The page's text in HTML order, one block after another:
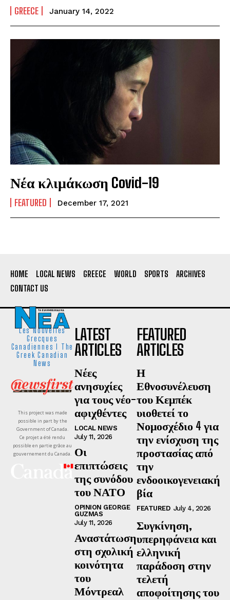
GREECE January 14, 2022
Νέα κλιμάκωση Covid-19
FEATURED December 17, 2021
HOME LOCAL NEWS GREECE WORLD SPORTS
ARCHIVES
CONTACT US
Les Nouvelles
Grecques
Canadiennes I The
Greek Canadian
News
This project was made
possible in part by the
Government of Canada.
Ce projet a été rendu
possible en partie grâce au
gouvernement du Canada.
LATEST
ARTICLES
Νέες
ανησυχίες
για τους νέο-
αφιχθέντες
LOCAL NEWS
July 11, 2026
Οι
επιπτώσεις
της συνόδου
του ΝΑΤΟ
OPINION GEORGE
GUZMAS
July 11, 2026
Αναστάτωση
στη σχολική
κοινότητα
του
Μόντρεαλ
FEATURED
ARTICLES
Η
Εθνοσυνέλευση
του Κεμπέκ
υιοθετεί το
Νομοσχέδιο 4 για
την ενίσχυση της
προστασίας από
την
ενδοοικογενειακή
βία
FEATURED July 4, 2026
Συγκίνηση,
υπερηφάνεια και
ελληνική
παράδοση στην
τελετή
αποφοίτησης του